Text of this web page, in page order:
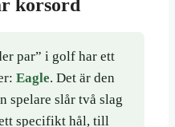
korsord
par” i golf har ett
Eagle. Det är den
spelare slår två slag
specifikt hål, till